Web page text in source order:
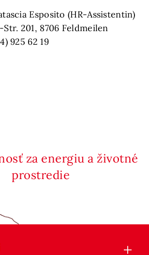
Esposito (HR-Assistentin)
201, 8706 Feldmeilen
925 62 19
za energiu a životné
prostredie